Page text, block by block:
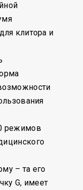
клитора и
режимов
– та его
G, имеет